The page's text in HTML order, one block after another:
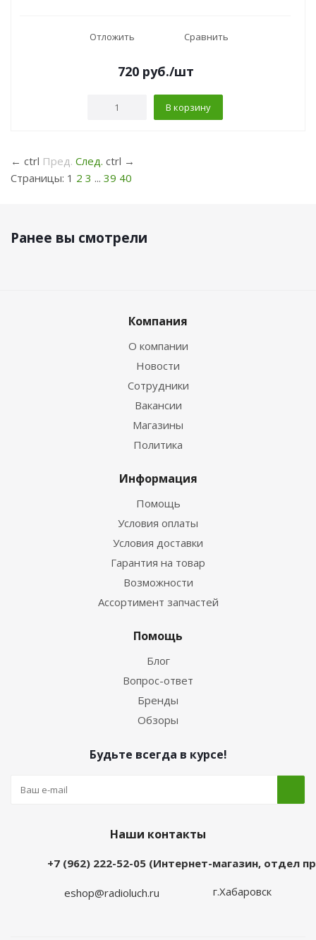
Отложить Сравнить
720руб./шт
В корзину
← ctrl Пред. След. ctrl →
Страницы: 1 2 3 ... 39 40
Ранее вы смотрели
Компания
О компании
Новости
Сотрудники
Вакансии
Магазины
Политика
Информация
Помощь
Условия оплаты
Условия доставки
Гарантия на товар
Возможности
Ассортимент запчастей
Помощь
Блог
Вопрос-ответ
Бренды
Обзоры
Будьте всегда в курсе!
Наши контакты
+7 (962) 222-52-05 (Интернет-магазин, отдел
eshop@radioluch.ru г.Хабаровск